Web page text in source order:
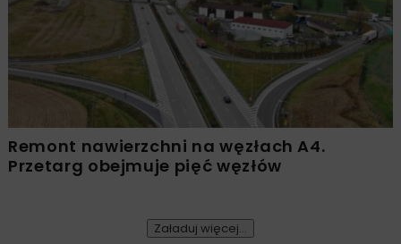
Remont nawierzchni na węzłach A4.
Przetarg obejmuje pięć węzłów
Załaduj więcej...